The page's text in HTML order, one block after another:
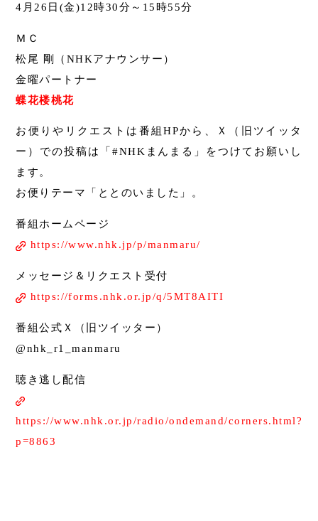
4月26日(金)12時30分～15時55分
ＭＣ
松尾 剛（NHKアナウンサー）
金曜パートナー
蝶花楼桃花
お便りやリクエストは番組HPから、Ｘ（旧ツイッタ
ー）での投稿は「#NHKまんまる」をつけてお願いし
ます。
お便りテーマ「ととのいました」。
番組ホームページ
https://www.nhk.jp/p/manmaru/
メッセージ＆リクエスト受付
https://forms.nhk.or.jp/q/5MT8AITI
番組公式Ｘ（旧ツイッター）
@nhk_r1_manmaru
聴き逃し配信
https://www.nhk.or.jp/radio/ondemand/corners.html?
p=8863